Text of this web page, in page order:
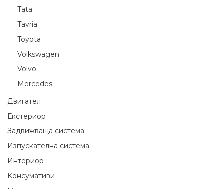
Tata
Tavria
Toyota
Volkswagen
Volvo
Мercedes
Двигател
Екстериор
Задвижваща система
Изпускателна система
Интериор
Консумативи